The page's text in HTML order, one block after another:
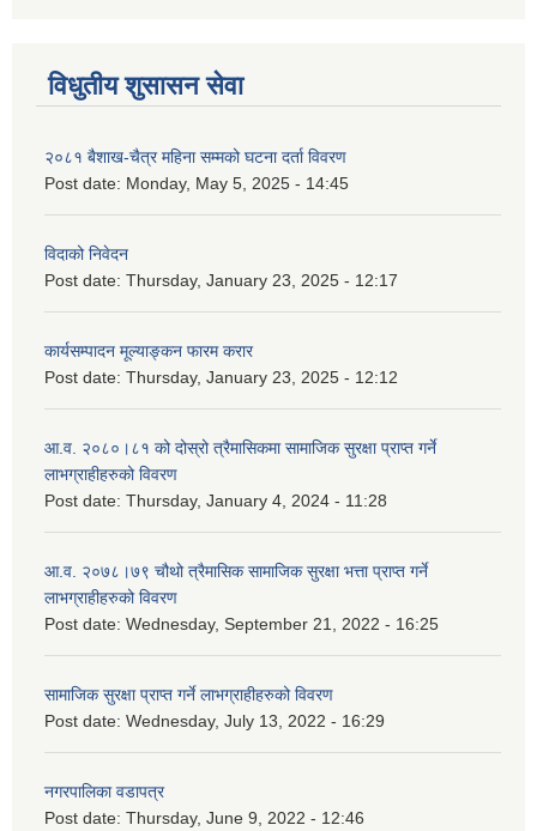
विधुतीय शुसासन सेवा
२०८१ बैशाख-चैत्र महिना सम्मको घटना दर्ता विवरण
Post date: Monday, May 5, 2025 - 14:45
विदाको निवेदन
Post date: Thursday, January 23, 2025 - 12:17
कार्यसम्पादन मूल्याङ्कन फारम करार
Post date: Thursday, January 23, 2025 - 12:12
आ.व. २०८०।८१ को दोस्रो त्रैमासिकमा सामाजिक सुरक्षा प्राप्त गर्ने
लाभग्राहीहरुको विवरण
Post date: Thursday, January 4, 2024 - 11:28
आ.व. २०७८।७९ चौथो त्रैमासिक सामाजिक सुरक्षा भत्ता प्राप्त गर्ने
लाभग्राहीहरुको विवरण
Post date: Wednesday, September 21, 2022 - 16:25
सामाजिक सुरक्षा प्राप्त गर्ने लाभग्राहीहरुको विवरण
Post date: Wednesday, July 13, 2022 - 16:29
नगरपालिका वडापत्र
Post date: Thursday, June 9, 2022 - 12:46